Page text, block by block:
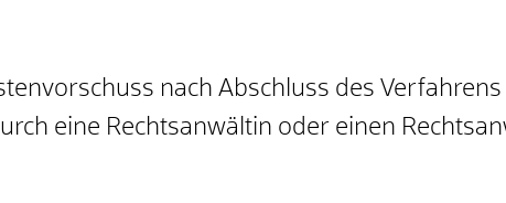
nach Abschluss des
eine Rechtsanwältin oder einen